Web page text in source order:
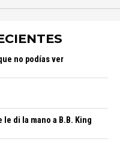
no podías ver
di la mano a B.B. King